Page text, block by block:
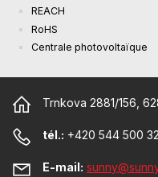
REACH
RoHS
Centrale photovoltaïque
Trnkova 2881/156,
tél.: +420 544 500
E-mail: